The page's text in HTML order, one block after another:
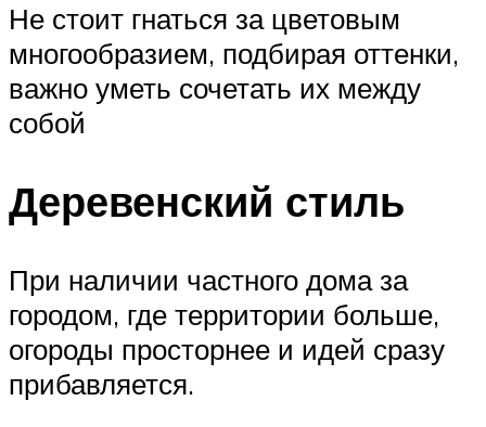
Не стоит гнаться за цветовым
многообразием, подбирая оттенки,
важно уметь сочетать их между
собой
Деревенский стиль
При наличии частного дома за
городом, где территории больше,
огороды просторнее и идей сразу
прибавляется.